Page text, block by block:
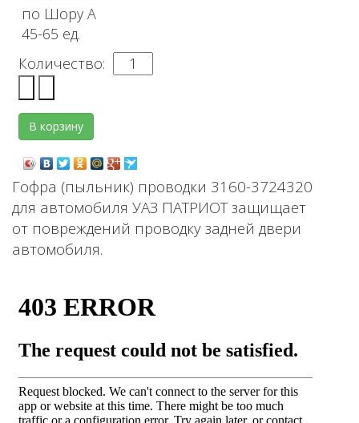
по Шору А
45-65 ед.
Количество:
Гофра (пыльник) проводки 3160-3724320
для автомобиля УАЗ ПАТРИОТ защищает
от повреждений проводку задней двери
автомобиля.